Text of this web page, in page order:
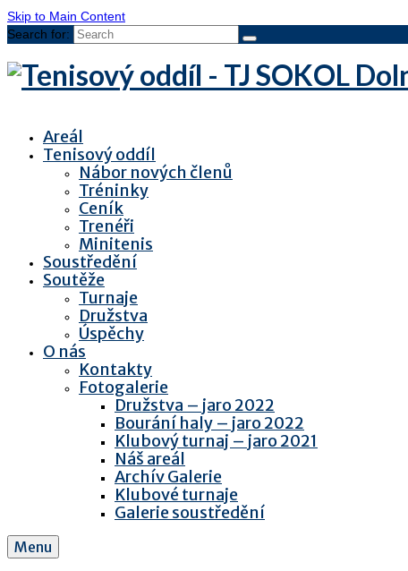
Skip to Main Content
Search for:
Areál
Tenisový oddíl
Nábor nových členů
Tréninky
Ceník
Trenéři
Minitenis
Soustředění
Soutěže
Turnaje
Družstva
Úspěchy
O nás
Kontakty
Fotogalerie
Družstva – jaro 2022
Bourání haly – jaro 2022
Klubový turnaj – jaro 2021
Náš areál
Archív Galerie
Klubové turnaje
Galerie soustředění
Menu